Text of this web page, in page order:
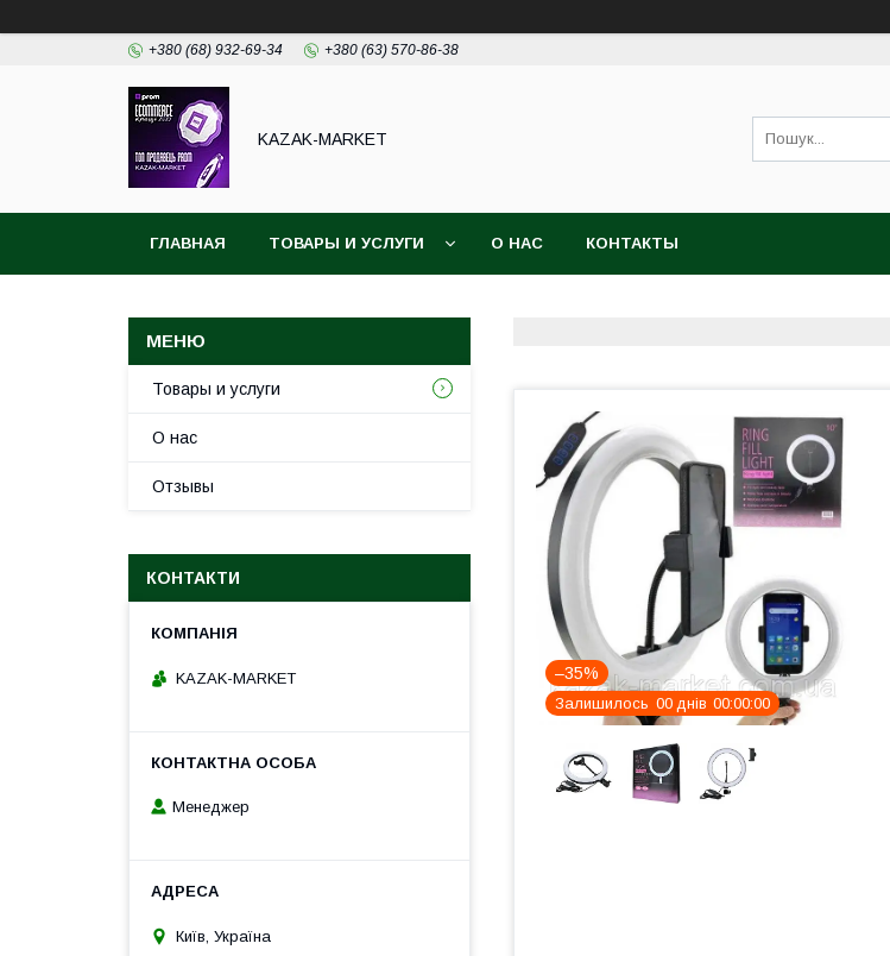
+380 (68) 932-69-34 +380 (63) 570-86-38
KAZAK-MARKET
ГЛАВНАЯ ТОВАРЫ И УСЛУГИ О НАС КОНТАКТЫ
–35%
Залишилось 00 днів 00 00 00
Товары и услуги
О нас
Отзывы
КОНТАКТИ
KAZAK-MARKET
Менеджер
Київ, Україна